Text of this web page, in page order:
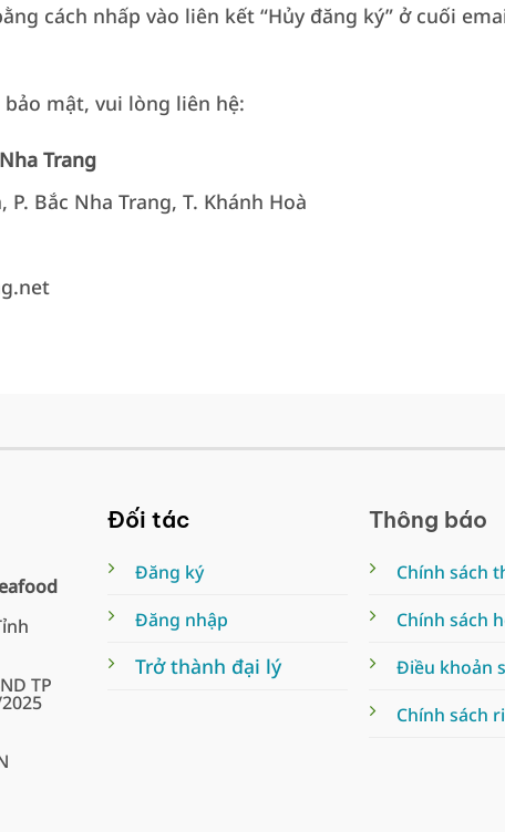
cách nhấp vào liên kết “Hủy đăng ký” ở cuối
mật, vui lòng liên hệ:
Trang
Bắc Nha Trang, T. Khánh Hoà
TP
Đối tác
Đăng ký
Đăng nhập
Trở thành đại lý
Thông báo
Chính sách
Chính sách
Điều khoản
Chính sách